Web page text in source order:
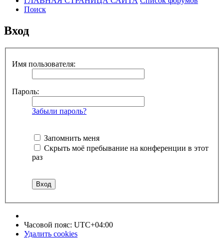
Поиск
Вход
Имя пользователя:
Пароль:
Забыли пароль?
Запомнить меня
Скрыть моё пребывание на конференции в этот
раз
Часовой пояс: UTC+04:00
Удалить cookies